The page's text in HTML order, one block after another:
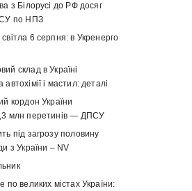
з Білорусі до РФ досяг
по НПЗ
6 серпня: в Укренерго
склад в Україні
і мастил: деталі
кордон України
млн перетинів — ДПСУ
під загрозу половину
з України – NV
по великих містах України: